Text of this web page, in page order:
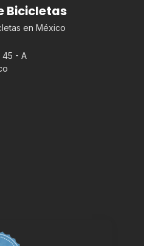
Bicicletas
en México
45 - A